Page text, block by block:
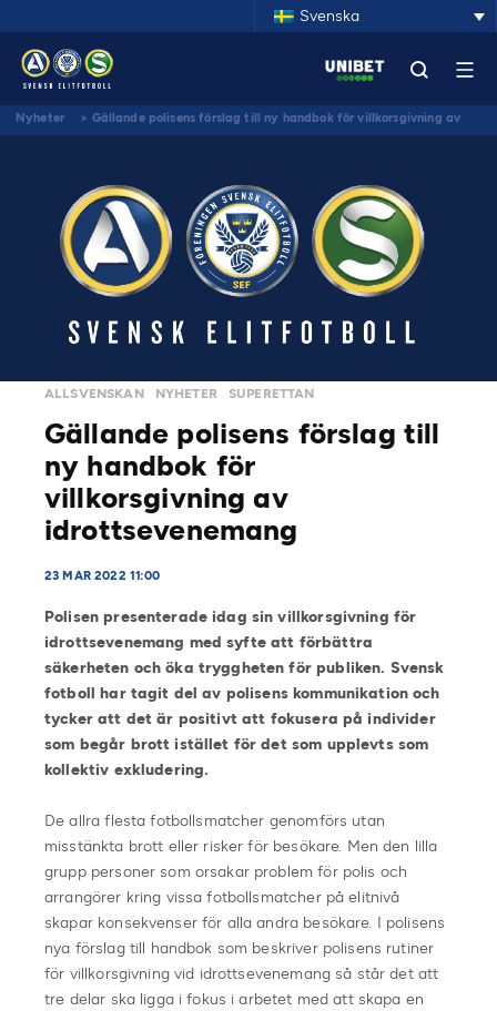
Svenska
Nyheter > Gällande polisens förslag till ny handbok för villkorsgivning av
ALLSVENSKAN NYHETER SUPERETTAN
Gällande polisens förslag till
ny handbok för
villkorsgivning av
idrottsevenemang
23 MAR 2022 11:00
Polisen presenterade idag sin villkorsgivning för
idrottsevenemang med syfte att förbättra
säkerheten och öka tryggheten för publiken. Svensk
fotboll har tagit del av polisens kommunikation och
tycker att det är positivt att fokusera på individer
som begår brott istället för det som upplevts som
kollektiv exkludering.
De allra flesta fotbollsmatcher genomförs utan
misstänkta brott eller risker för besökare. Men den lilla
grupp personer som orsakar problem för polis och
arrangörer kring vissa fotbollsmatcher på elitnivå
skapar konsekvenser för alla andra besökare. I polisens
nya förslag till handbok som beskriver polisens rutiner
för villkorsgivning vid idrottsevenemang så står det att
tre delar ska ligga i fokus i arbetet med att skapa en